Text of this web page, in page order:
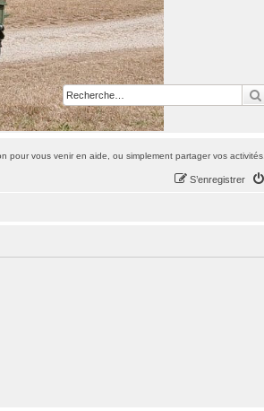
vous venir en aide, ou simplement partager vos activités.
S’enregistrer